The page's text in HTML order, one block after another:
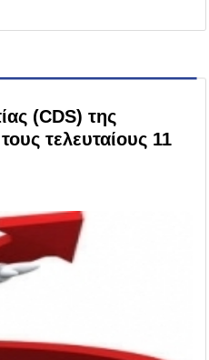
(CDS) της
τελευταίους 11